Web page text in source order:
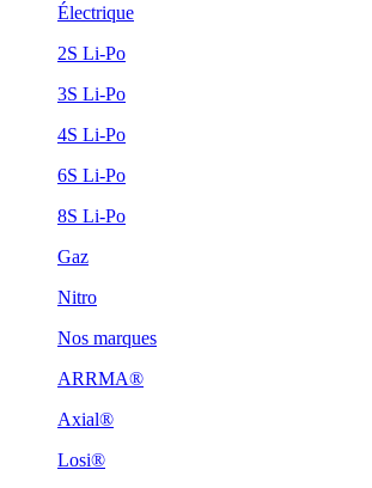
Électrique
2S Li-Po
3S Li-Po
4S Li-Po
6S Li-Po
8S Li-Po
Gaz
Nitro
Nos marques
ARRMA®
Axial®
Losi®